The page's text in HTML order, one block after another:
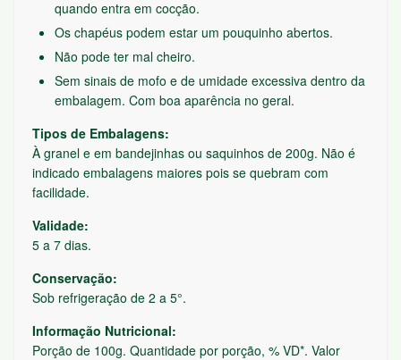
quando entra em cocção.
Os chapéus podem estar um pouquinho abertos.
Não pode ter mal cheiro.
Sem sinais de mofo e de umidade excessiva dentro da
embalagem. Com boa aparência no geral.
Tipos de Embalagens:
À granel e em bandejinhas ou saquinhos de 200g. Não é
indicado embalagens maiores pois se quebram com
facilidade.
Validade:
5 a 7 dias.
Conservação:
Sob refrigeração de 2 a 5°.
Informação Nutricional:
Porção de 100g. Quantidade por porção, % VD*. Valor